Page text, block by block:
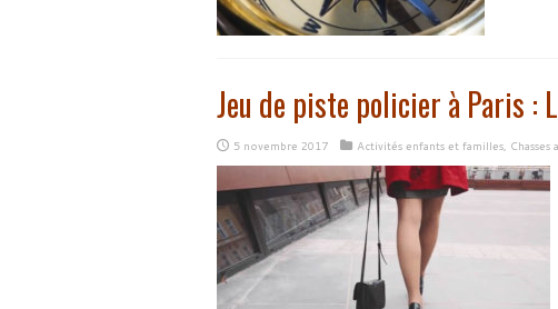
Jeu de piste policier à Paris :
5 novembre 2017 Activités enfants et familles, Chasses